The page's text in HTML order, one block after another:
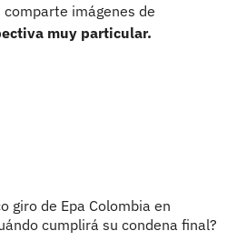
imágenes de
muy particular.
giro de Epa Colombia en
cumplirá su condena final?